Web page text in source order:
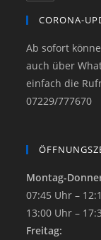
CORONA-
Ab sofort
auch über
einfach die
07229/777670
Montag-
07:45 Uhr –
13:00 Uhr –
Freitag: